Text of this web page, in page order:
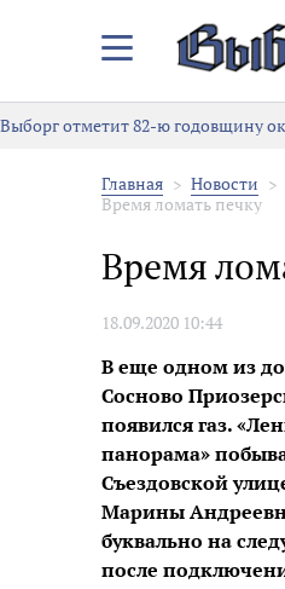
Закрыть/
меню
Выборг отметит 82-ю годовщину
Главная Новости
Время ломать печку
Время
18.09.2020 10:44
В еще одном из
Сосново
появился газ.
панорама»
Съездовской
Марины
буквально на
после